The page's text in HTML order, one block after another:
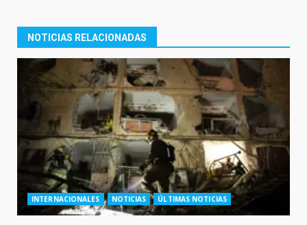
NOTICIAS RELACIONADAS
INTERNACIONALES NOTICIAS ÚLTIMAS NOTICIAS